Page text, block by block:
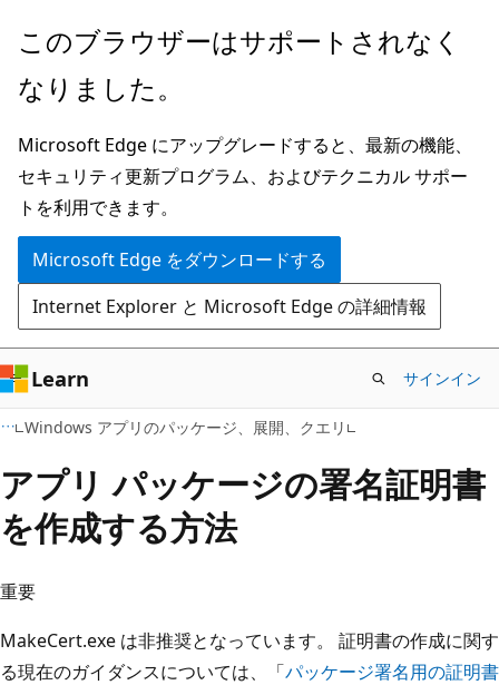
メ
ン
ン
テ
ン
ツ
に
ス
キ
ッ
プ
このブラウザーはサポートされなく
なりました。
Microsoft Edge にアップグレードすると、最新の機能、
セキュリティ更新プログラム、およびテクニカル サポー
トを利用できます。
Microsoft Edge をダウンロードする
Internet Explorer と Microsoft Edge の詳細情報
Learn サインイン
Windows アプリのパッケージ、展開、クエリ
アプリ パッケージの署名証明書
を作成する方法
重要
MakeCert.exe は非推奨となっています。 証明書の作成に関す
る現在のガイダンスについては、「パッケージ署名用の証明書